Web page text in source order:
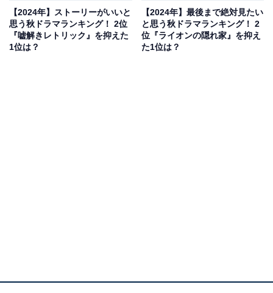
に高視聴率を記録。メインキャストの2人のほかに長年
シリーズを支えてきたキャストたちも続投し、杉本哲太
さん、仲間由紀恵さん、石坂浩二さん、森口瑤子さん、
【2024年】ストーリーがいいと
思う秋ドラマランキング！ 2位
『嘘解きレトリック』を抑えた
1位は？
【2024年】最後まで絶対見たい
と思う秋ドラマランキング！ 2
位『ライオンの隠れ家』を抑え
た1位は？